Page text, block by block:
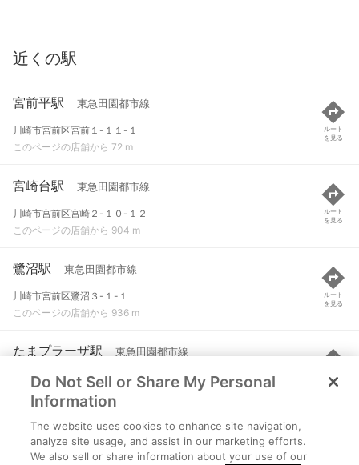
近くの駅
宮前平駅 東急田園都市線
川崎市宮前区宮前１-１１-１
このページの店舗から 72 m
ルート
を見る
宮崎台駅 東急田園都市線
川崎市宮前区宮崎２-１０-１２
このページの店舗から 904 m
ルート
を見る
鷺沼駅 東急田園都市線
川崎市宮前区鷺沼３-１-１
このページの店舗から 936 m
ルート
を見る
たまプラーザ駅 東急田園都市線
横浜市青葉区美しが丘１-３
このページの店舗から 2.3 km
ルート
を見る
梶が谷駅 東急田園都市線
川崎市高津区末長字姿見台８５
Do Not Sell or Share My Personal
Information
The website uses cookies to enhance site navigation,
analyze site usage, and assist in our marketing efforts.
We also sell or share information about your use of our